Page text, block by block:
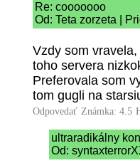
Re: cooooooo
Od: Teta zorzeta |
Vzdy som
toho servera
Preferovala som
tom gugli na
Odpovedať Známka: 4.5
ultraradikálny
Od: